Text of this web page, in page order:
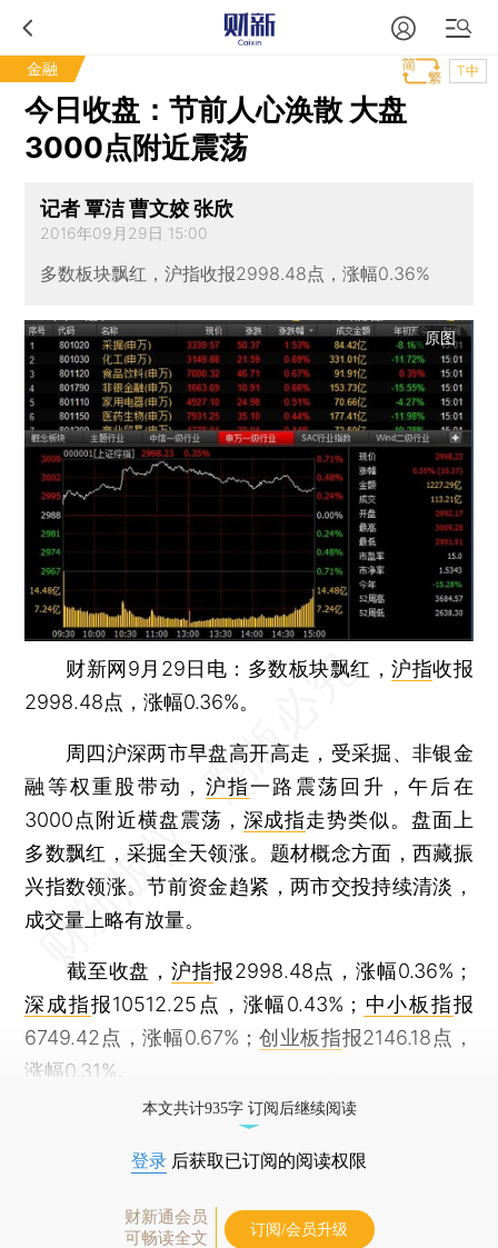
金融 T中
今日收盘：节前人心涣散 大盘
3000点附近震荡
记者 覃洁 曹文姣 张欣
2016年09月29日 15:00
多数板块飘红，沪指收报2998.48点，涨幅0.36%
原图
财新网9月29日电：多数板块飘红，沪指收报
2998.48点，涨幅0.36%。
周四沪深两市早盘高开高走，受采掘、非银金
融等权重股带动， 沪指一路震荡回升，午后在
3000点附近横盘震荡， 深成指走势类似。盘面上
多数飘红，采掘全天领涨。题材概念方面，西藏振
兴指数领涨。节前资金趋紧，两市交投持续清淡，
成交量上略有放量。
截至收盘，沪指报2998.48点，涨幅0.36%；
深成指报10512.25点，涨幅0.43%； 中小板指报
6749.42点，涨幅0.67%； 创业板指报2146.18点，
涨幅0.31%。
本文共计935字 订阅后继续阅读
登录 后获取已订阅的阅读权限
财新通会员
可畅读全文
订阅/会员升级